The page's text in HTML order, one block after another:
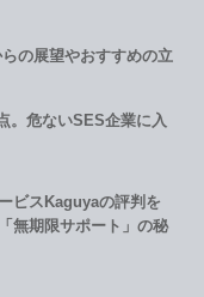
の展望やおすすめの立
。危ないSES企業に入
ビスKaguyaの評判を
無期限サポート」の秘